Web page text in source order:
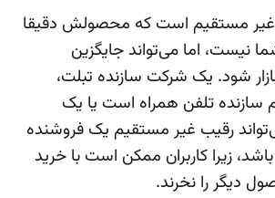
غیر مستقیم است که محصولش دقیقا
نیست، اما می‌تواند جایگزین
شود. یک شرکت سازنده تبلت،
سازنده تلفن همراه است یا یک
رقیب غیر مستقیم یک فروشنده
زیرا کاربران ممکن است با خرید
دیگر را نخرند.